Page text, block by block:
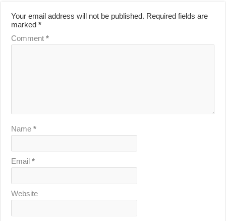
Your email address will not be published. Required fields are
marked*
Comment*
Name*
Email*
Website